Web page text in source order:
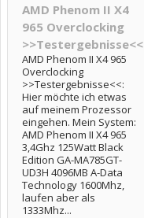
AMD Phenom II X4
965 Overclocking
>>Testergebnisse<<
AMD Phenom II X4 965
Overclocking
>>Testergebnisse<<:
Hier möchte ich etwas
auf meinem Prozessor
eingehen. Mein System:
AMD Phenom II X4 965
3,4Ghz 125Watt Black
Edition GA-MA785GT-
UD3H 4096MB A-Data
Technology 1600Mhz,
laufen aber als
1333Mhz...